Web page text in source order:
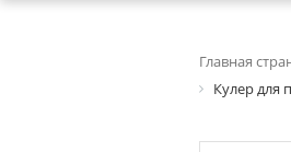
Главная
Кулер для